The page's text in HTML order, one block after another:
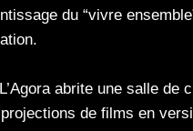
du “vivre
abrite une salle de
de films en